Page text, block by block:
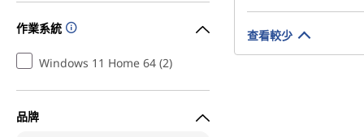
作業系統
Windows 11 Home 64 (2)
品牌
查看較少